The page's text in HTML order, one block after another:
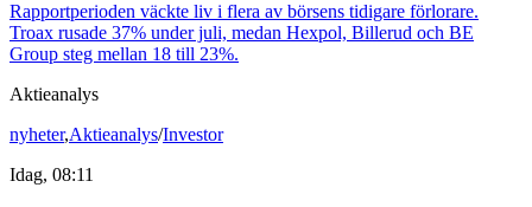
Rapportperioden väckte liv i flera av börsens tidigare förlorare.
Troax rusade 37% under juli, medan Hexpol, Billerud och BE
Group steg mellan 18 till 23%.
Aktieanalys
nyheter,Aktieanalys/Investor
Idag, 08:11